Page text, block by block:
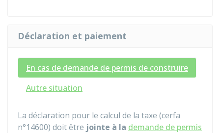
Déclaration et paiement
En cas de demande de permis de construire
Autre situation
La déclaration pour le calcul de la taxe (cerfa
n°14600) doit être jointe à la demande de permis